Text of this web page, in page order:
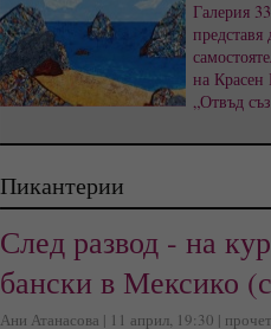
Галерия
представя
на Красен
„Отвъд
Пикантерии
След развод - на
бански в Мексико
Ани Атанасова | 11 април, 19:30 |